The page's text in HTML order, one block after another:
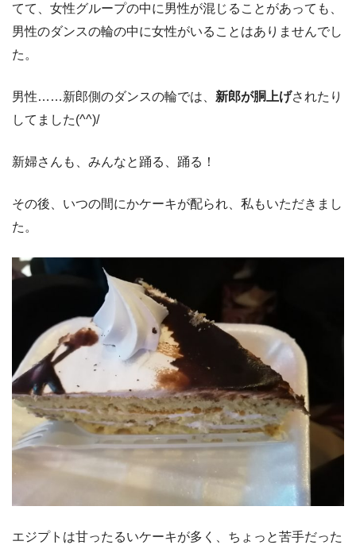
てて、女性グループの中に男性が混じることがあっても、
男性のダンスの輪の中に女性がいることはありませんでし
た。
男性……新郎側のダンスの輪では、 新郎が胴上げされたり
してました(^^)/
新婦さんも、みんなと踊る、踊る！
その後、いつの間にかケーキが配られ、私もいただきまし
た。
エジプトは甘ったるいケーキが多く、ちょっと苦手だった